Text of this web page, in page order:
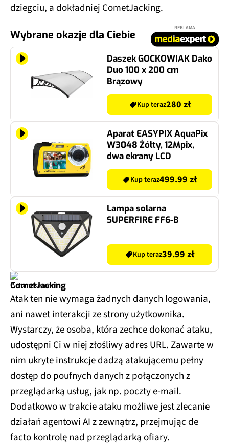
dziegciu, a dokładniej CometJacking.
Wybrane okazje dla Ciebie
REKLAMA
Daszek GOCKOWIAK Dako
Duo 100 x 200 cm
Brązowy
Kup teraz280 zł
Aparat EASYPIX AquaPix
W3048 Żółty, 12Mpix,
dwa ekrany LCD
Kup teraz499.99 zł
Lampa solarna
SUPERFIRE FF6-B
Kup teraz39.99 zł
CometJacking
Atak ten nie wymaga żadnych danych logowania,
ani nawet interakcji ze strony użytkownika.
Wystarczy, że osoba, która zechce dokonać ataku,
udostępni Ci w niej złośliwy adres URL. Zawarte w
nim ukryte instrukcje dadzą atakującemu pełny
dostęp do poufnych danych z połączonych z
przeglądarką usług, jak np. poczty e-mail.
Dodatkowo w trakcie ataku możliwe jest zlecanie
działań agentowi AI z zewnątrz, przejmując de
facto kontrolę nad przeglądarką ofiary.